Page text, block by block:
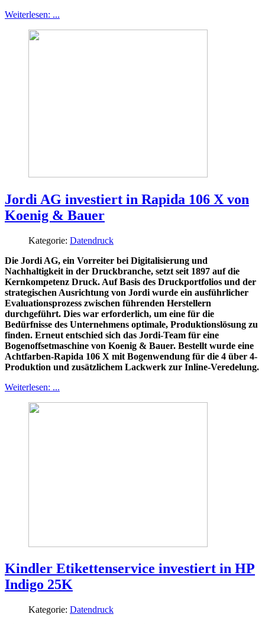
Weiterlesen: ...
Jordi AG investiert in Rapida 106 X von
Koenig & Bauer
Kategorie: Datendruck
Die Jordi AG, ein Vorreiter bei Digitalisierung und
Nachhaltigkeit in der Druckbranche, setzt seit 1897 auf die
Kernkompetenz Druck. Auf Basis des Druckportfolios und der
strategischen Ausrichtung von Jordi wurde ein ausführlicher
Evaluationsprozess zwischen führenden Herstellern
durchgeführt. Dies war erforderlich, um eine für die
Bedürfnisse des Unternehmens optimale, Produktionslösung zu
finden. Erneut entschied sich das Jordi-Team für eine
Bogenoffsetmaschine von Koenig & Bauer. Bestellt wurde eine
Achtfarben-Rapida 106 X mit Bogenwendung für die 4 über 4-
Produktion und zusätzlichem Lackwerk zur Inline-Veredelung.
Weiterlesen: ...
Kindler Etikettenservice investiert in HP
Indigo 25K
Kategorie: Datendruck